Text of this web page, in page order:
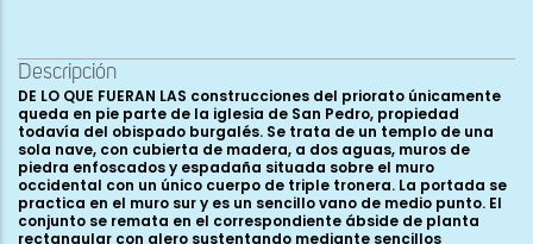
Descripción
DE LO QUE FUERAN LAS construcciones del priorato únicamente
queda en pie parte de la iglesia de San Pedro, propiedad
todavía del obispado burgalés. Se trata de un templo de una
sola nave, con cubierta de madera, a dos aguas, muros de
piedra enfoscados y espadaña situada sobre el muro
occidental con un único cuerpo de triple tronera. La portada se
practica en el muro sur y es un sencillo vano de medio punto. El
conjunto se remata en el correspondiente ábside de planta
rectangular con alero sustentando mediante sencillos